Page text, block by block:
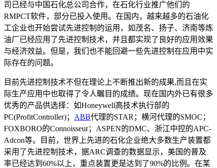
司已经与中国石化总公司合作，在石化行业推广他们的
RMPCT软件，部分已投入使用。在国内，越来越多的石油化
工企业也开始尝试先进控制的运用，如茂名、扬子、济南等炼
油厂已经应用了先进控制技术，并且都实现了良好的应用效果
与经济效益。但是，我们也不能回避一些先进控制在应用中实
际存在的问题。
目前先进控制技术不但在理论上不断推出新的成果,而且在实
际生产应用中也取得了令人瞩目的成绩。现在国内外已有很多
优秀的产品供选择：如Honeywell高技术执行部的
PC(ProfitController)； ABB代理的STAR；横河代理的SMOC；
FOXBORO的Connoisseur；ASPEN的DMC、浙江中控的APC-
Adcon等。目前，世界上先进的石化企业绝大多数生产装置都
采用了先进控制技术，据ARC调查的数据显示，美国的普及
率已经达到60%以上，重点装置更是达到了90%的比例。在某